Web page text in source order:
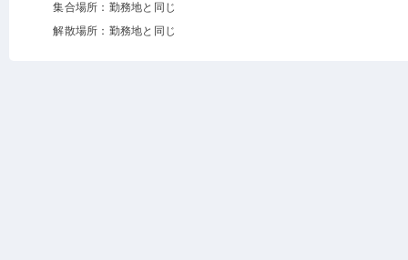
集合場所：勤務地と同じ
解散場所：勤務地と同じ